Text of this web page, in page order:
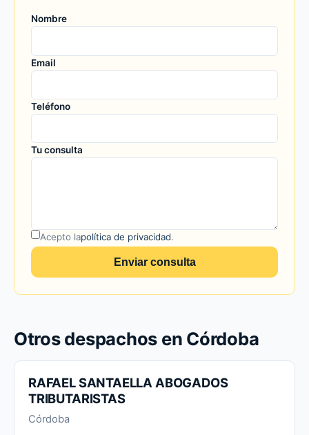
Nombre
Email
Teléfono
Tu consulta
Acepto lapolítica de privacidad.
Enviar consulta
Otros despachos en Córdoba
RAFAEL SANTAELLA ABOGADOS
TRIBUTARISTAS
Córdoba